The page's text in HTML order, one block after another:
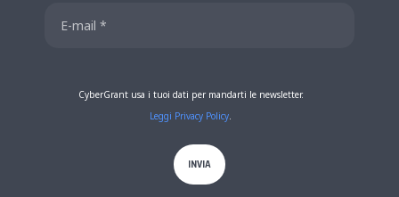
CyberGrant usa i tuoi dati per mandarti le newsletter.
Leggi Privacy Policy